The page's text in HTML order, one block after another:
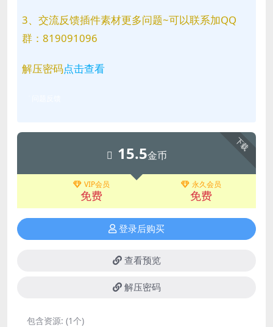
3、交流反馈插件素材更多问题~可以联系加QQ
群：819091096
解压密码点击查看
下载
15.5金币
VIP会员
免费
永久会员
免费
登录后购买
查看预览
解压密码
包含资源: (1个)